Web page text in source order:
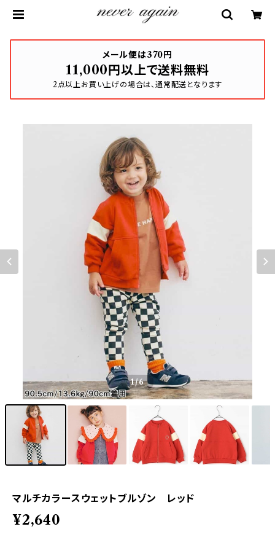
メール便は370円
11,000円以上で送料無料
2点以上お買い上げの場合は、通常配送となります
1/6
マルチカラースウェットブルゾン レッド
¥2,640